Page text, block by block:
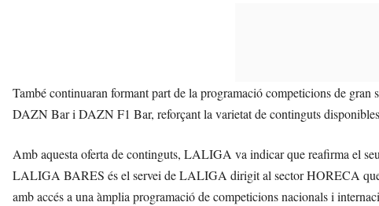
També continuaran formant part de la programació competicions de
DAZN Bar i DAZN F1 Bar, reforçant la varietat de continguts disponibles
Amb aquesta oferta de continguts, LALIGA va indicar que reafirma el
LALIGA BARES és el servei de LALIGA dirigit al sector HORECA que
amb accés a una àmplia programació de competicions nacionals i